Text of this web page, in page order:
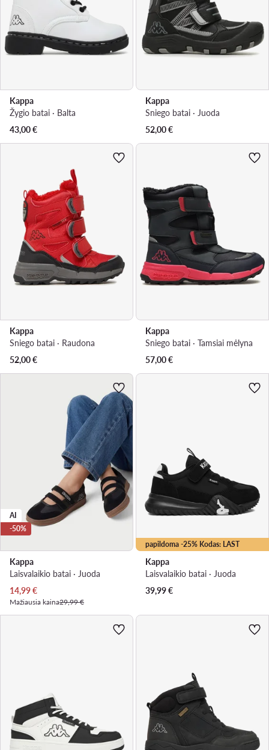
Kappa
Žygio batai · Balta
43,00€
Kappa
Sniego batai · Juoda
52,00€
Kappa
Sniego batai · Raudona
52,00€
Kappa
Sniego batai · Tamsiai mėlyna
57,00€
AI
-50%
Kappa
Laisvalaikio batai · Juoda
Dabartinė kaina
14,99€
Mažiausia kaina29,99 €
papildoma -25% Kodas: LAST
Kappa
Laisvalaikio batai · Juoda
39,99€